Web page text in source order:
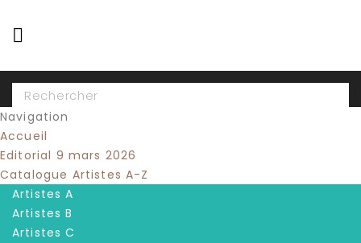

Navigation
Accueil
Editorial 9 mars 2026
Catalogue Artistes A-Z
Artistes A
Artistes B
Artistes C